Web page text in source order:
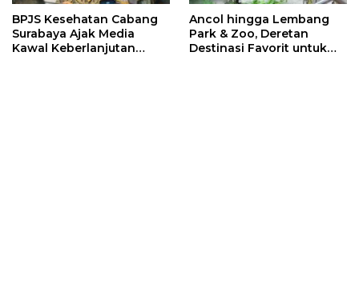
BPJS Kesehatan Cabang
Surabaya Ajak Media
Kawal Keberlanjutan
Ancol hingga Lembang
Park & Zoo, Deretan
Destinasi Favorit untuk